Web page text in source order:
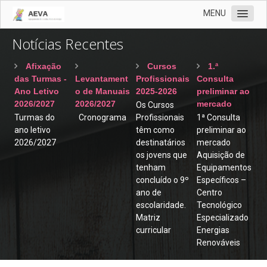
MENU
AEVA
Notícias
Recentes
Contratações
Revista Vernária
Notícias Recentes
Afixação
das Turmas -
Ano Letivo
2026/2027
Turmas do
ano letivo
2026/2027
Levantament
o de Manuais
2026/2027
Cronograma
Cursos
Profissionais
2025-2026
Os Cursos
Profissionais
têm como
destinatários
os jovens que
tenham
concluído o 9º
ano de
escolaridade.
Matriz
curricular
1.ª
Consulta
preliminar ao
mercado
1ª Consulta
preliminar ao
mercado
Aquisição de
Equipamentos
Específicos –
Centro
Tecnológico
Especializado
Energias
Renováveis